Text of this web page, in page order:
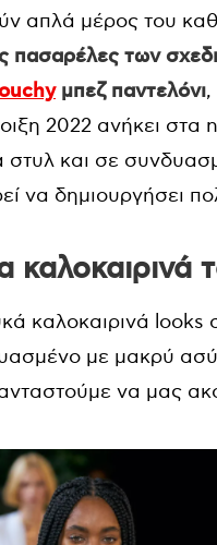
απλά μέρος του
πασαρέλες των
μπεζ παντελόνι,
2022 ανήκει
στυλ και σε
να δημιουργήσει
καλοκαιρινά
καλοκαιρινά looks
με μακρύ
να μας